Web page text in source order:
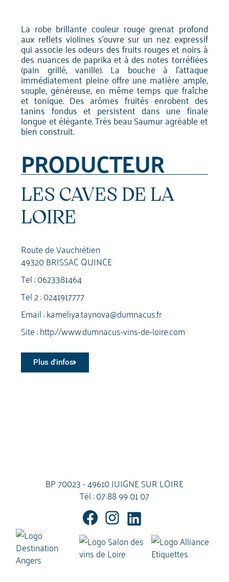
La robe brillante couleur rouge grenat profond
aux reflets violines s'ouvre sur un nez expressif
qui associe les odeurs des fruits rouges et noirs à
des nuances de paprika et à des notes torréfiées
(pain grillé, vanille). La bouche à l'attaque
immédiatement pleine offre une matière ample,
souple, généreuse, en même temps que fraîche
et tonique. Des arômes fruités enrobent des
tanins fondus et persistent dans une finale
longue et élégante. Très beau Saumur agréable et
bien construit.
PRODUCTEUR
LES CAVES DE LA
LOIRE
Route de Vauchrétien
49320 BRISSAC QUINCE
Tel :0623381464
Tel 2 :0241917777
Email :kameliya.taynova@dumnacus.fr
Site :http://www.dumnacus-vins-de-loire.com
Plus d'infos
BP 70023 - 49610 JUIGNE SUR LOIRE
Tél :07 88 99 01 07